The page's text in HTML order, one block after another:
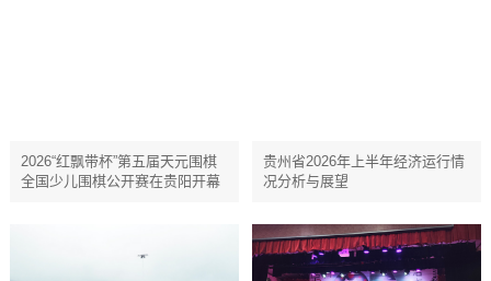
​​​​​​​2026“红飘带杯”第五届天元围棋
全国少儿围棋公开赛在贵阳开幕
贵州省2026年上半年经济运行情
况分析与展望